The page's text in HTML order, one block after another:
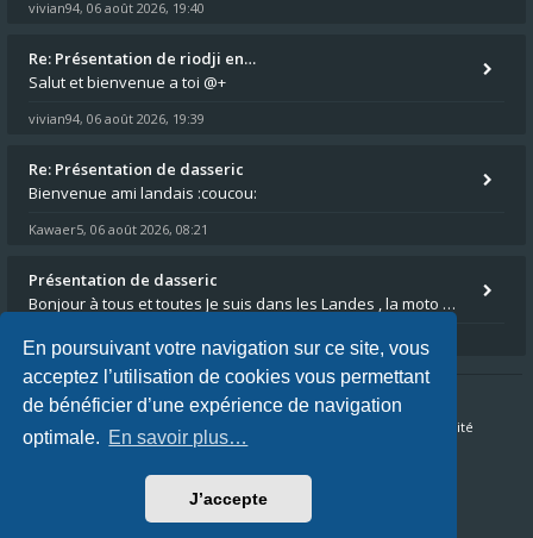
En poursuivant votre navigation sur ce site, vous
acceptez l’utilisation de cookies vous permettant
de bénéficier d’une expérience de navigation
optimale. En savoir plus…
J’accepte
vivian94, 06 août 2026, 19:40
Re: Présentation de riodji en…
Salut et bienvenue a toi @+
vivian94, 06 août 2026, 19:39
Re: Présentation de dasseric
Bienvenue ami landais :coucou:
Kawaer5, 06 août 2026, 08:21
Présentation de dasseric
Bonjour à tous et toutes Je suis dans les Landes , la moto appartient à ma fille et je suis désigné pour faire l'entreti
dasseric,05 août 2026, 13:40
Accueil du forum FAQ Confidentialité
Fuseau horaire sur